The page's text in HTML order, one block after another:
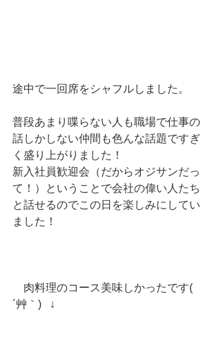
途中で一回席をシャフルしました。
普段あまり喋らない人も職場で仕事の
話しかしない仲間も色んな話題ですぎ
く盛り上がりました！
新入社員歓迎会（だからオジサンだっ
て！）ということで会社の偉い人たち
と話せるのでこの日を楽しみにしてい
ました！
肉料理のコース美味しかったです(
´艸｀)   ↓